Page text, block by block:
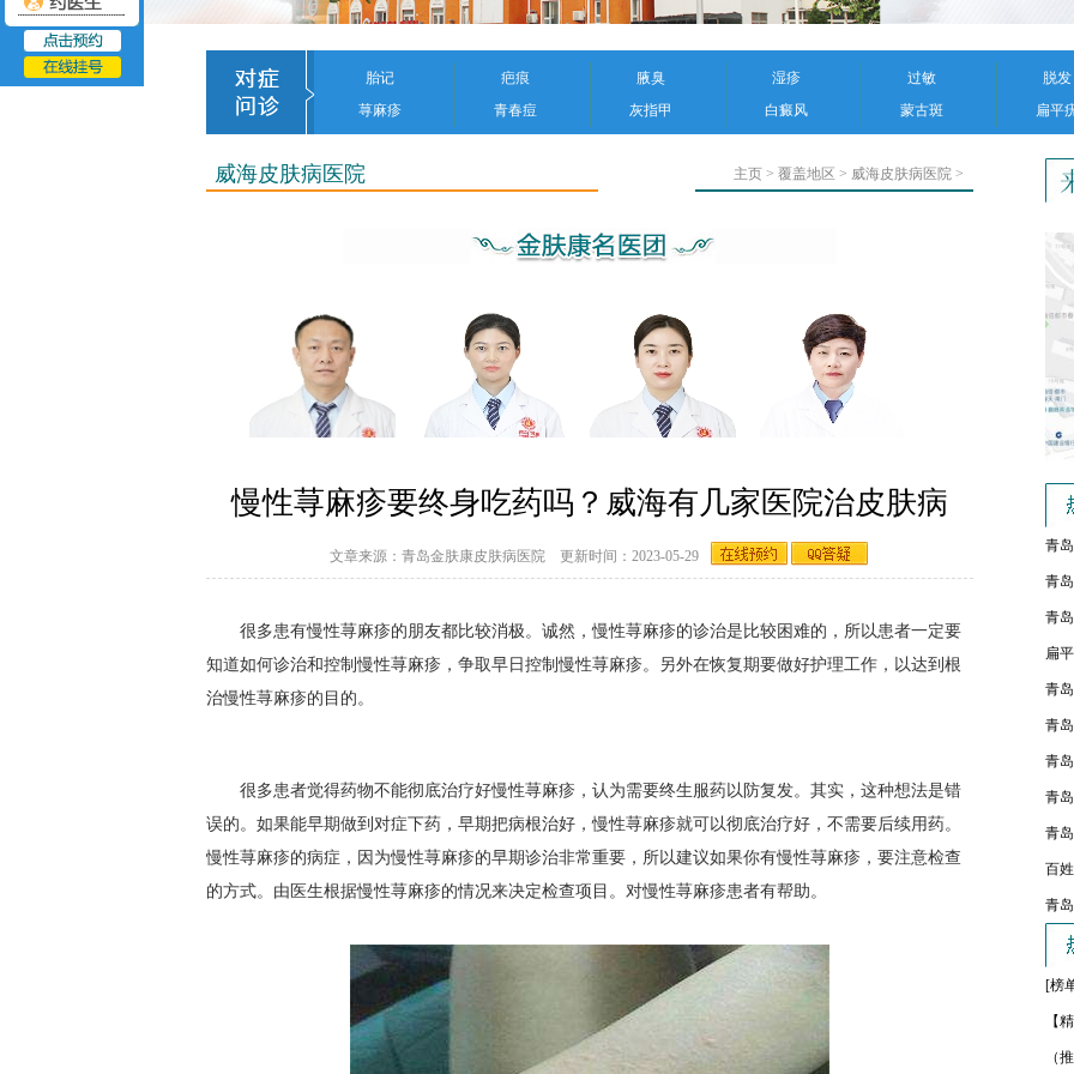
胎记 疤痕 腋臭 湿疹 过敏
脱发
荨麻疹
青春痘 灰指甲 白癜风 蒙古斑 扁平
威海皮肤病医院 主页 > 覆盖地区 > 威海皮肤病医院 >
慢性荨麻疹要终身吃药吗？威海有几家医院治皮肤病
文章来源：青岛金肤康皮肤病医院 更新时间：2023-05-29
很多患有慢性荨麻疹的朋友都比较消极。诚然，慢性荨麻疹的诊治是比较困难的，所以患者一定要
知道如何诊治和控制慢性荨麻疹，争取早日控制慢性荨麻疹。另外在恢复期要做好护理工作，以达到根
治慢性荨麻疹的目的。
很多患者觉得药物不能彻底治疗好慢性荨麻疹，认为需要终生服药以防复发。其实，这种想法是错
误的。如果能早期做到对症下药，早期把病根治好，慢性荨麻疹就可以彻底治疗好，不需要后续用药。
慢性荨麻疹的病症，因为慢性荨麻疹的早期诊治非常重要，所以建议如果你有慢性荨麻疹，要注意检查
的方式。由医生根据慢性荨麻疹的情况来决定检查项目。对慢性荨麻疹患者有帮助。
青
青
青
扁
青
青
青
青
青
百
青
[榜
【
（